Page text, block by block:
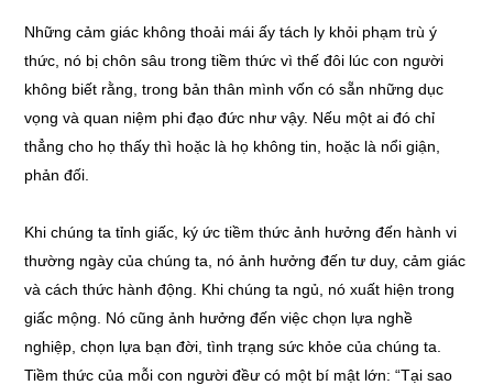
Những cảm giác không thoải mái ấy tách ly khỏi phạm trù ý
thức, nó bị chôn sâu trong tiềm thức vì thế đôi lúc con người
không biết rằng, trong bản thân mình vốn có sẵn những dục
vọng và quan niệm phi đạo đức như vậy. Nếu một ai đó chỉ
thẳng cho họ thấy thì hoặc là họ không tin, hoặc là nổi giận,
phản đối.
Khi chúng ta tỉnh giấc, ký ức tiềm thức ảnh hưởng đến hành vi
thường ngày của chúng ta, nó ảnh hưởng đến tư duy, cảm giác
và cách thức hành động. Khi chúng ta ngủ, nó xuất hiện trong
giấc mộng. Nó cũng ảnh hưởng đến việc chọn lựa nghề
nghiệp, chọn lựa bạn đời, tình trạng sức khỏe của chúng ta.
Tiềm thức của mỗi con người đềư có một bí mật lớn: “Tại sao